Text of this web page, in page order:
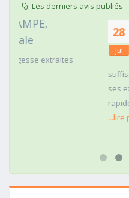
Les derniers avis publiés
28
Avis sur
Généraliste
Un médecin qui
suffisamment rare pour
ses explications et
rapidement..Une